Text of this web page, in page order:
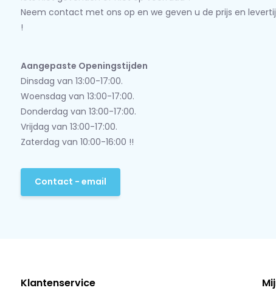
Neem contact met ons op en we geven u de prijs en
!
Aangepaste Openingstijden
Dinsdag van 13:00-17:00.
Woensdag van 13:00-17:00.
Donderdag van 13:00-17:00.
Vrijdag van 13:00-17:00.
Zaterdag van 10:00-16:00 !!
Contact - email
Klantenservice